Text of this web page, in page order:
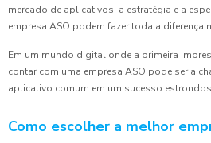
mercado de aplicativos, a estratégia e a
empresa ASO podem fazer toda a
Em um mundo digital onde a primeira
contar com uma empresa ASO pode ser a
aplicativo comum em um sucesso
Como escolher a melhor